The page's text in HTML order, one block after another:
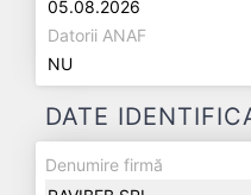
05.08.2026
Datorii ANAF
NU
DATE
Denumire firmă